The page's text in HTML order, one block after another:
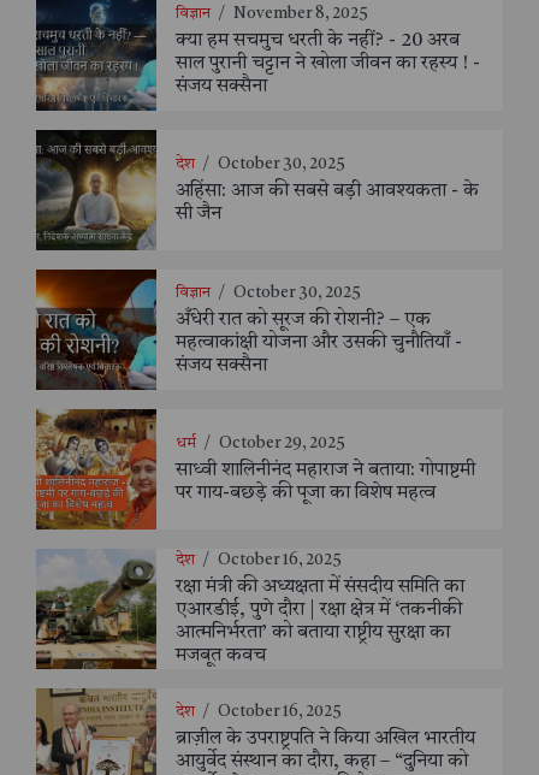
विज्ञान / November 8, 2025
क्या हम सचमुच धरती के नहीं? - 20 अरब
साल पुरानी चट्टान ने खोला जीवन का रहस्य ! -
संजय सक्सैना
देश / October 30, 2025
अहिंसा: आज की सबसे बड़ी आवश्यकता - के
सी जैन
विज्ञान / October 30, 2025
अँधेरी रात को सूरज की रोशनी? – एक
महत्वाकांक्षी योजना और उसकी चुनौतियाँ -
संजय सक्सैना
धर्म / October 29, 2025
साध्वी शालिनीनंद महाराज ने बताया: गोपाष्टमी
पर गाय-बछड़े की पूजा का विशेष महत्व
देश / October 16, 2025
रक्षा मंत्री की अध्यक्षता में संसदीय समिति का
एआरडीई, पुणे दौरा | रक्षा क्षेत्र में ‘तकनीकी
आत्मनिर्भरता’ को बताया राष्ट्रीय सुरक्षा का
मजबूत कवच
देश / October 16, 2025
ब्राज़ील के उपराष्ट्रपति ने किया अखिल भारतीय
आयुर्वेद संस्थान का दौरा, कहा – “दुनिया को